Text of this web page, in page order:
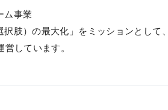
ム事業
択肢）の最大化」をミッションとして
しています。